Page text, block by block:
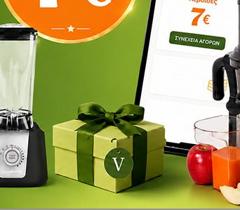
συχνά απαιτούν πολύ χρόνο και το
ή στικς σε δευτερόλεπτα, με ελάχιστη
εύκολα και οι λεπίδες είναι εξαιρετικά